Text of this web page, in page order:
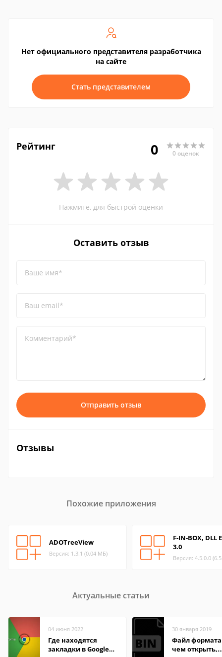
Нет официального представителя разработчика
на сайте
Стать представителем
Рейтинг 0 0 оценок
Нажмите, для быстрой оценки
Оставить отзыв
Ваше имя*
Ваш email*
Комментарий*
Отправить отзыв
Отзывы
Похожие приложения
ADOTreeView
Версия: 1.3.1 (0.04 МБ)
F-IN-BOX, DLL
3.0
Версия: 4.5.0.0
Актуальные статьи
04 июня 2022
Где находятся
закладки в Google
30 января 2019
Файл формата
чем открыть,